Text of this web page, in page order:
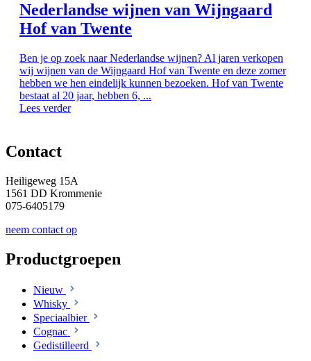
Nederlandse wijnen van Wijngaard
Hof van Twente
Ben je op zoek naar Nederlandse wijnen? Al jaren verkopen
wij wijnen van de Wijngaard Hof van Twente en deze zomer
hebben we hen eindelijk kunnen bezoeken. Hof van Twente
bestaat al 20 jaar, hebben 6, ...
Lees verder
Contact
Heiligeweg 15A
1561 DD Krommenie
075-6405179
neem contact op
Productgroepen
Nieuw
Whisky
Speciaalbier
Cognac
Gedistilleerd